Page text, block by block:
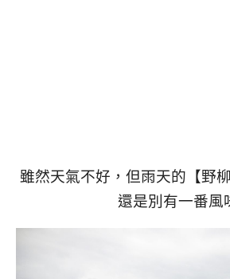
雖然天氣不好，但雨天的【野
還是別有一番風